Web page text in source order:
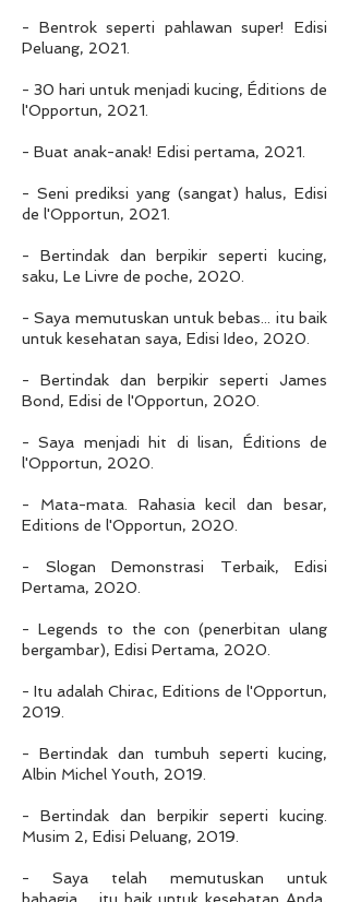
- Bentrok seperti pahlawan super! Edisi
Peluang, 2021.
- 30 hari untuk menjadi kucing, Éditions de
l'Opportun, 2021.
- Buat anak-anak! Edisi pertama, 2021.
- Seni prediksi yang (sangat) halus, Edisi
de l'Opportun, 2021.
- Bertindak dan berpikir seperti kucing,
saku, Le Livre de poche, 2020.
- Saya memutuskan untuk bebas... itu baik
untuk kesehatan saya, Edisi Ideo, 2020.
- Bertindak dan berpikir seperti James
Bond, Edisi de l'Opportun, 2020.
- Saya menjadi hit di lisan, Éditions de
l'Opportun, 2020.
- Mata-mata. Rahasia kecil dan besar,
Editions de l'Opportun, 2020.
- Slogan Demonstrasi Terbaik, Edisi
Pertama, 2020.
- Legends to the con (penerbitan ulang
bergambar), Edisi Pertama, 2020.
- Itu adalah Chirac, Editions de l'Opportun,
2019.
- Bertindak dan tumbuh seperti kucing,
Albin Michel Youth, 2019.
- Bertindak dan berpikir seperti kucing.
Musim 2, Edisi Peluang, 2019.
- Saya telah memutuskan untuk